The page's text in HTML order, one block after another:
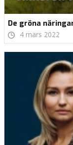
De gröna
4 mars 2022